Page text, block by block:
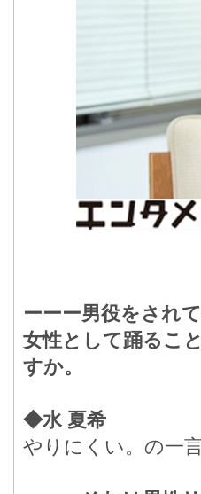
ーーー男役をされ
女性として踊るこ
すか。
◆水 夏希
やりにくい。の一